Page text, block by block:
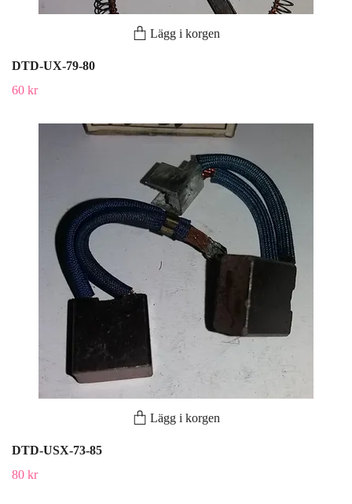
Lägg i korgen
DTD-UX-79-80
60 kr
Lägg i korgen
DTD-USX-73-85
80 kr